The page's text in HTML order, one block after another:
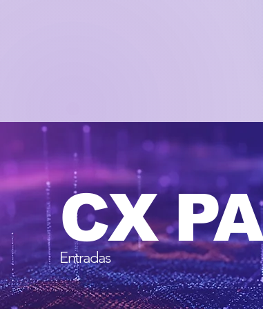
CX
Entradas